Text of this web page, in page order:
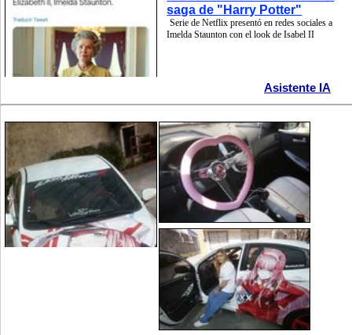
saga de "Harry Potter"
Serie de Netflix presentó en redes sociales a
Imelda Staunton con el look de Isabel II
Asistente IA